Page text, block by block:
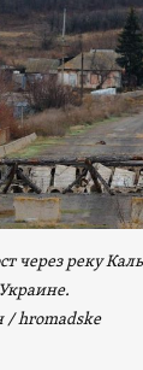
через реку
/ hromadske